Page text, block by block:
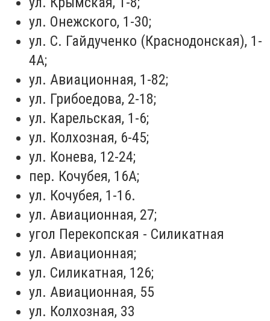
ул. Онежского, 1-30;
ул. С. Гайдученко (Краснодонская), 1-
4А;
ул. Авиационная, 1-82;
ул. Грибоедова, 2-18;
ул. Карельская, 1-6;
ул. Колхозная, 6-45;
ул. Конева, 12-24;
пер. Кочубея, 16А;
ул. Кочубея, 1-16.
ул. Авиационная, 27;
угол Перекопская - Силикатная
ул. Авиационная;
ул. Силикатная, 126;
ул. Авиационная, 55
ул. Колхозная, 33